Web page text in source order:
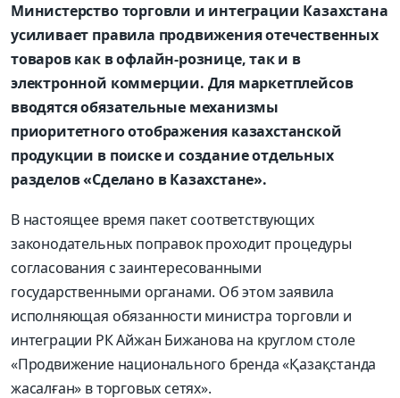
Министерство торговли и интеграции Казахстана
усиливает правила продвижения отечественных
товаров как в офлайн-рознице, так и в
электронной коммерции. Для маркетплейсов
вводятся обязательные механизмы
приоритетного отображения казахстанской
продукции в поиске и создание отдельных
разделов «Сделано в Казахстане».
В настоящее время пакет соответствующих
законодательных поправок проходит процедуры
согласования с заинтересованными
государственными органами. Об этом заявила
исполняющая обязанности министра торговли и
интеграции РК Айжан Бижанова на круглом столе
«Продвижение национального бренда «Қазақстанда
жасалған» в торговых сетях».